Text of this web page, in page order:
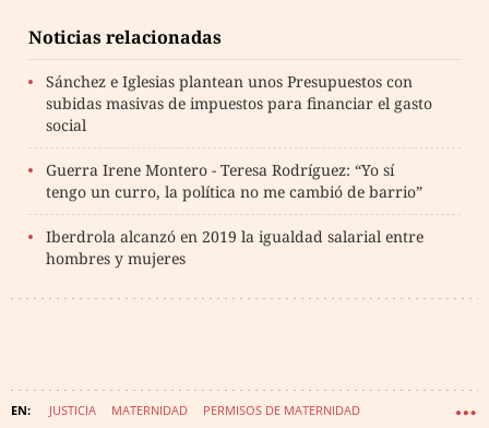
Noticias relacionadas
Sánchez e Iglesias plantean unos Presupuestos con
subidas masivas de impuestos para financiar el gasto
social
Guerra Irene Montero - Teresa Rodríguez: “Yo sí
tengo un curro, la política no me cambió de barrio”
Iberdrola alcanzó en 2019 la igualdad salarial entre
hombres y mujeres
JUSTICIA MATERNIDAD PERMISOS DE MATERNIDAD